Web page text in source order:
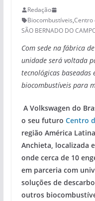
Redação
Biocombustíveis,Centro
SÃO BERNADO DO
Com sede na fábrica
unidade será voltada
tecnológicas
biocombustíveis para
A Volkswagen do
o seu futuro Centro
região América
Anchieta, localizada
onde cerca de 10
em parceria com
soluções de
outros